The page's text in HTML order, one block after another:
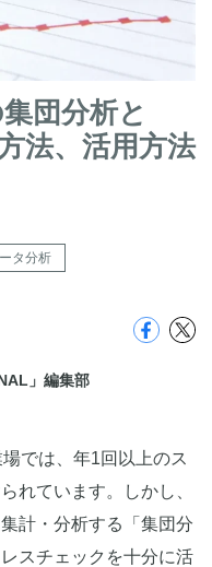
団分析と
法、活用方法
タ分析
」編集部
では、年1回以上のス
れています。しかし、
計・分析する「集団分
スチェックを十分に活